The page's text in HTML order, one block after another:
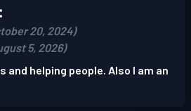
20, 2024)
5, 2026)
and helping people. Also I am an